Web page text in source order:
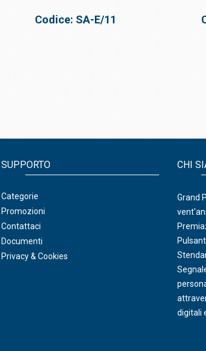
Codice: SA-E/11
SUPPORTO
Categorie
Promozioni
Contattaci
Documenti
Privacy & Cookies
CHI
Grand
digitali